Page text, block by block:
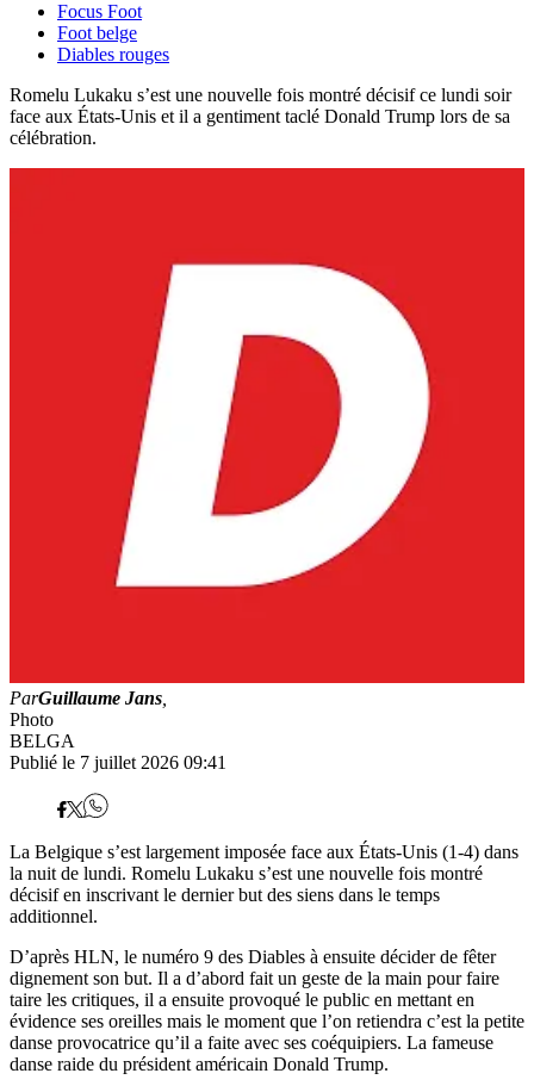
Focus Foot
Foot belge
Diables rouges
Romelu Lukaku s’est une nouvelle fois montré décisif ce lundi soir
face aux États-Unis et il a gentiment taclé Donald Trump lors de sa
célébration.
ParGuillaume Jans
Photo
BELGA
Publié le 7 juillet 2026 09:41
La Belgique s’est largement imposée face aux États-Unis (1-4) dans
la nuit de lundi. Romelu Lukaku s’est une nouvelle fois montré
décisif en inscrivant le dernier but des siens dans le temps
additionnel.
D’après HLN, le numéro 9 des Diables à ensuite décider de fêter
dignement son but. Il a d’abord fait un geste de la main pour faire
taire les critiques, il a ensuite provoqué le public en mettant en
évidence ses oreilles mais le moment que l’on retiendra c’est la petite
danse provocatrice qu’il a faite avec ses coéquipiers. La fameuse
danse raide du président américain Donald Trump.